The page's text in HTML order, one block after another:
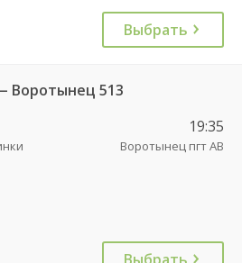
Выбрать
Воротынец 513
19:35
Воротынец пгт АВ